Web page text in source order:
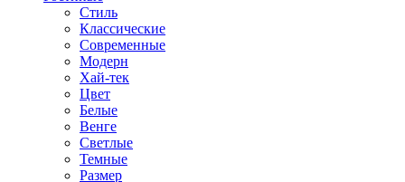
Стиль
Классические
Современные
Модерн
Хай-тек
Цвет
Белые
Венге
Светлые
Темные
Размер